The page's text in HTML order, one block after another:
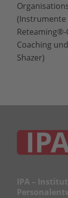
(Instrumente
Coaching
Shazer)
IPA –